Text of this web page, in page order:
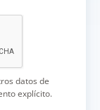
datos de
explícito.